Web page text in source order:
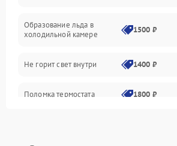
Образование льда в
холодильной камере
1500 ₽
Не горит свет внутри 1400 ₽
Поломка термостата 1800 ₽